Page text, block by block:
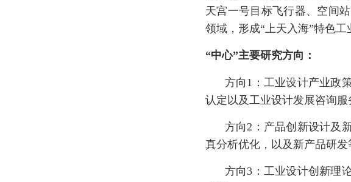
天宫一号目标飞行器、空间
领域，形成“上天入海”特色工
“中心”主要研究方向：
方向1：工业设计产业政
认定以及工业设计发展咨询
方向2：产品创新设计及
真分析优化，以及新产品研发
方向3：工业设计创新理